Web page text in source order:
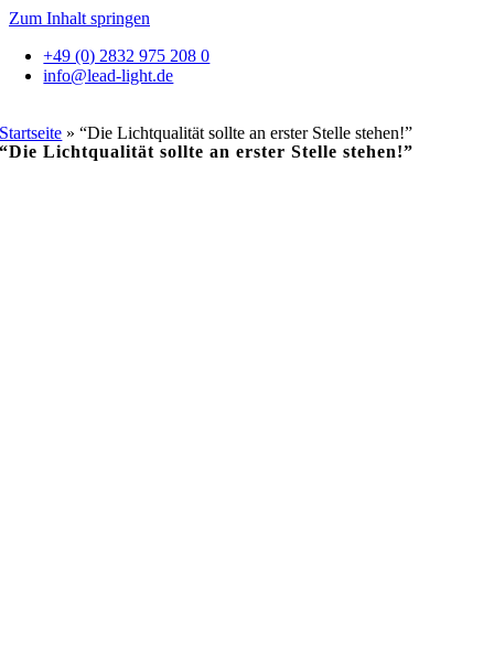
Zum Inhalt springen
+49 (0) 2832 975 208 0
info@lead-light.de
Startseite »“Die Lichtqualität sollte an erster Stelle stehen!”
“Die Lichtqualität sollte an erster Stelle stehen!”